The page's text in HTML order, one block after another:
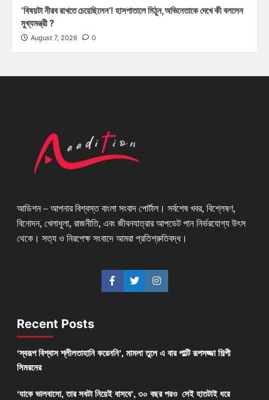
‘বিষয়টা নীরব রাখতে চেয়েছিলেন’! হাসপাতালে মিঠুন,অভিনেতাকে দেখে কী বললেন
মুখ্যমন্ত্রী ?
August 7, 2026 0
আডিশন – আপনার বিশ্বস্ত বাংলা সংবাদ পোর্টাল। সর্বশেষ খবর, বিশ্লেষণ,
বিনোদন, খেলাধুলা, রাজনীতি, এবং জীবনযাত্রার আপডেট পান নির্ভরযোগ্য উৎস
থেকে। সত্য ও নিরপেক্ষ সংবাদে আমরা প্রতিশ্রুতিবদ্ধ।
Recent Posts
‘স্বরূপ বিশ্বাস শ্লীলতাহানি করেননি’, মামলা তুলে এ বার পাল্টি রূপসজ্জা শিল্পী
সিমরনের
‘যাকে ভালবাসো, তার সবটা নিয়েই বাসবে’, ৩০ বছর পরও সেই হাতটাই ধরে